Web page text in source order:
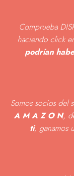
Comprueba
haciendo click
podrían
Somos socios del
A M A Z O N,
ti, ganamos